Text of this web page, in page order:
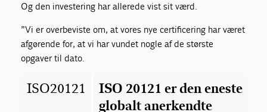
Og den investering har allerede vist sit værd.
”Vi er overbeviste om, at vores nye certificering har været
afgørende for, at vi har vundet nogle af de største
opgaver til dato.
ISO20121 ISO 20121 er den eneste
globalt anerkendte